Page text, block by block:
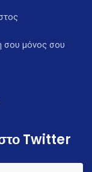
σου μόνος σου
Twitter